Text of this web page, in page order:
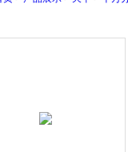
重仪：深耕检测多年，凭精